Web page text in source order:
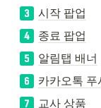
시작 팝업
종료 팝업
알림탭 배너
카카오톡 푸
교사 상품